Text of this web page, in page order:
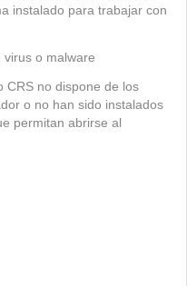
instalado para trabajar con
o malware
CRS no dispone de los
o no han sido instalados
permitan abrirse al